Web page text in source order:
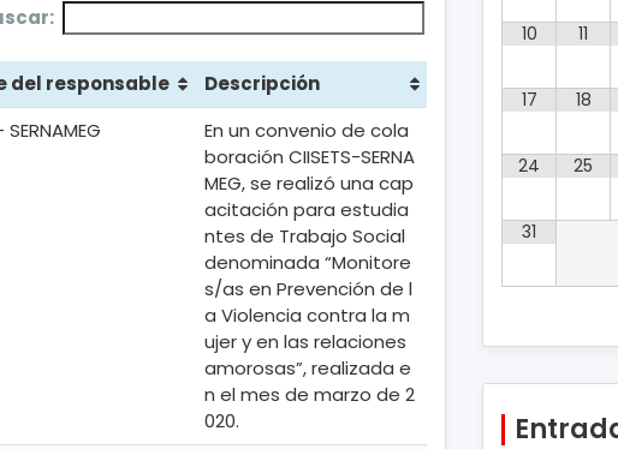
del responsable
Descripción
SERNAMEG
En un convenio de cola
boración CIISETS-SERNA
MEG, se realizó una cap
acitación para estudia
ntes de Trabajo Social
denominada “Monitore
s/as en Prevención de l
a Violencia contra la m
ujer y en las relaciones
amorosas”, realizada e
n el mes de marzo de 2
020.
10 11
17 18
24 25
31